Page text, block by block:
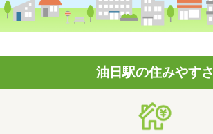
油日駅の住みやすさ